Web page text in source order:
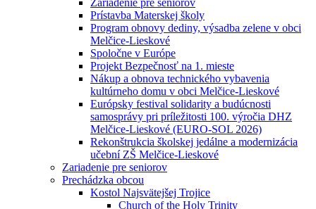
Zariadenie pre seniorov
Prístavba Materskej školy
Program obnovy dediny, výsadba zelene v obci
Melčice-Lieskové
Spoločne v Európe
Projekt Bezpečnosť na 1. mieste
Nákup a obnova technického vybavenia
kultúrneho domu v obci Melčice-Lieskové
Európsky festival solidarity a budúcnosti
samosprávy pri príležitosti 100. výročia DHZ
Melčice-Lieskové (EURO-SOL 2026)
Rekonštrukcia školskej jedálne a modernizácia
učební ZŠ Melčice-Lieskové
Zariadenie pre seniorov
Prechádzka obcou
Kostol Najsvätejšej Trojice
Church of the Holy Trinity